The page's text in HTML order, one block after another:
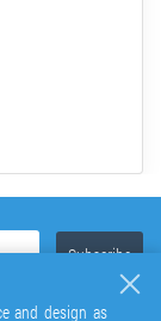
and design as